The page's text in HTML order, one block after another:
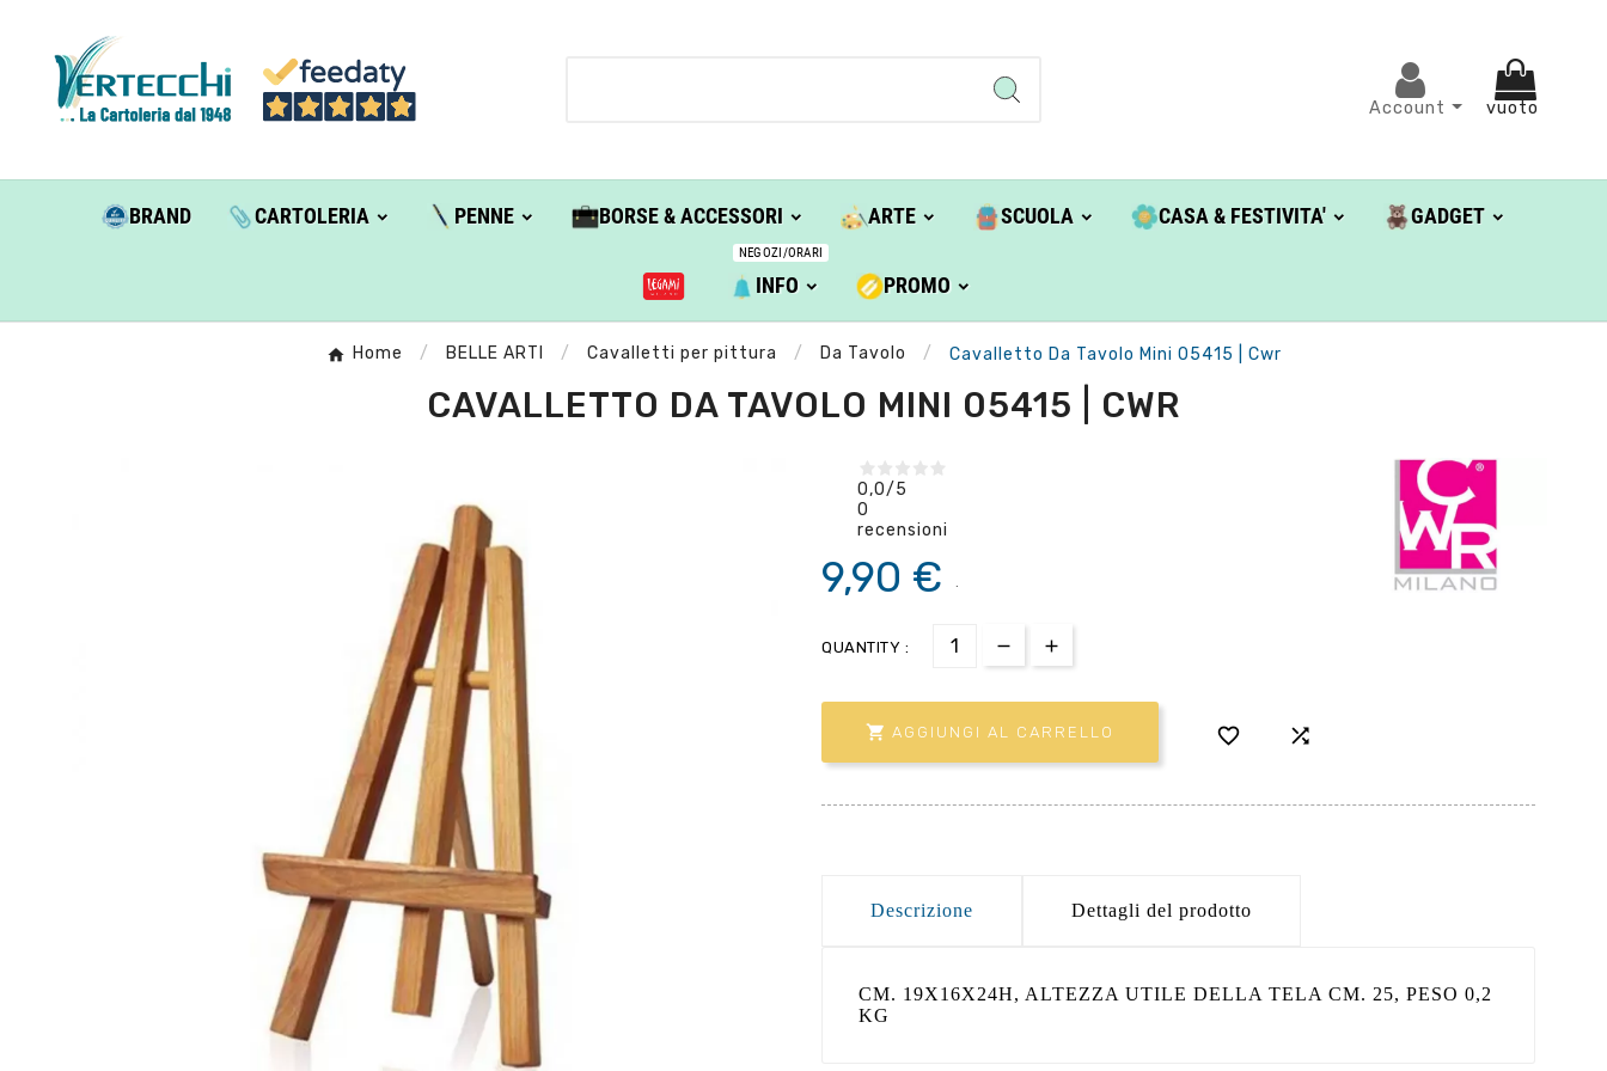
Account vuoto
BRAND CARTOLERIA PENNE BORSE & ACCESSORI ARTE SCUOLA CASA & FESTIVITA' GADGET
INFO
NEGOZI/ORARI
PROMO
Home BELLE ARTI Cavalletti per pittura Da Tavolo Cavalletto Da Tavolo Mini 05415 | Cwr
CAVALLETTO DA TAVOLO MINI 05415 | CWR
0,0/5
0
recensioni
9,90 €
QUANTITY :
 AGGIUNGI AL CARRELLO  
Descrizione Dettagli del prodotto
CM. 19X16X24H, ALTEZZA UTILE DELLA TELA CM. 25, PESO 0,2
KG